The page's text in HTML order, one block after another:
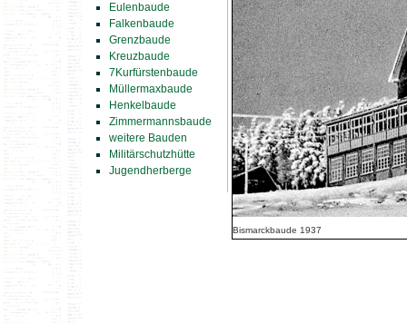
Eulenbaude
Falkenbaude
Grenzbaude
Kreuzbaude
7Kurfürstenbaude
Müllermaxbaude
Henkelbaude
Zimmermannsbaude
weitere Bauden
Militärschutzhütte
Jugendherberge
Bismarckbaude 1937